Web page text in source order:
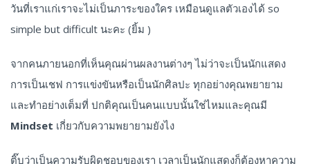
วันที่เราแก่เราจะไม่เป็นภาระของใคร เหมือนดูแลตัวเองได้ so
simple but difficult นะคะ (ยิ้ม )
จากคนภายนอกที่เห็นคุณผ่านผลงานต่างๆ ไม่ว่าจะเป็นนักแสดง
การเป็นเชฟ การแข่งขันหรือเป็นนักศิลปะ ทุกอย่างคุณพยายาม
และทำอย่างเต็มที่ ปกติคุณเป็นคนแบบนั้นใช่ไหมและคุณมี
Mindset เกี่ยวกับความพยายามยังไง
ติ๊บว่าเป็นความรับผิดชอบของเรา เวลาเป็นนักแสดงก็ต้องหาความ